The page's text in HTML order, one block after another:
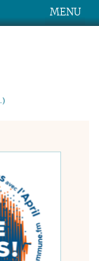
MENU